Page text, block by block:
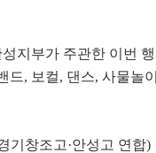
지부가 주관한 이번
드, 보컬, 댄스, 사물놀이
기창조고·안성고 연합)